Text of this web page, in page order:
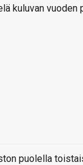
kuluvan vuoden
puolella